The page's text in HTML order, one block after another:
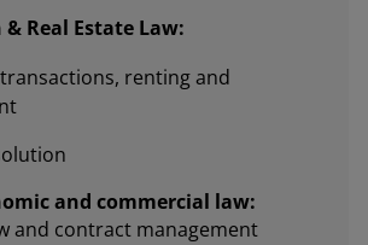
Real Estate Law:
renting and
and commercial law:
and contract management